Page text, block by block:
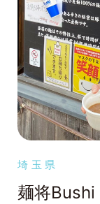
埼玉県
麺将Bushi